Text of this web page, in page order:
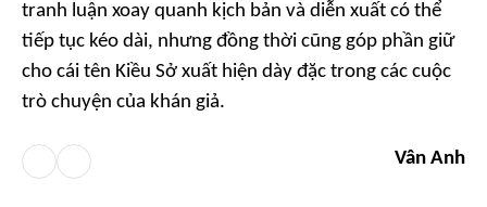
tranh luận xoay quanh kịch bản và diễn xuất có thể
tiếp tục kéo dài, nhưng đồng thời cũng góp phần giữ
cho cái tên Kiều Sở xuất hiện dày đặc trong các cuộc
trò chuyện của khán giả.
Vân Anh